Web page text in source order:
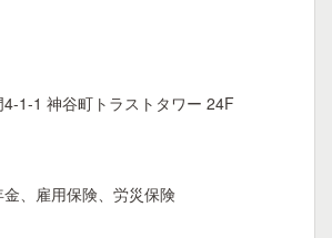
1-1 神谷町トラストタワー 24F
、雇用保険、労災保険